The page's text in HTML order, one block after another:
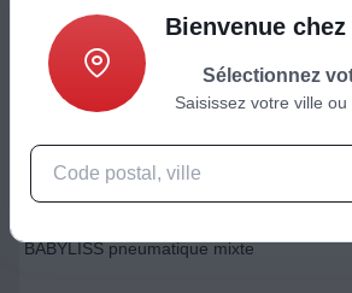
BABYLISS pneumatique mixte
Bienvenue
Sélectionnez
Saisissez votre ville